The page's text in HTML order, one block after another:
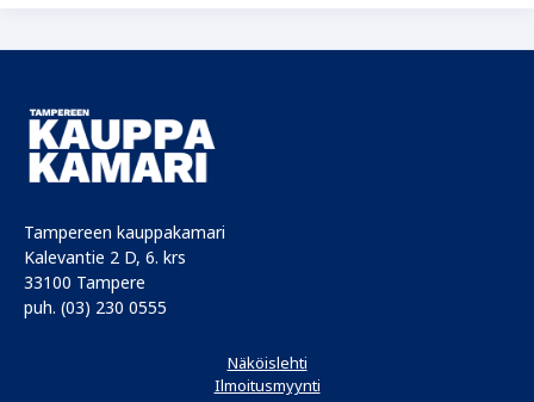
Tampereen kauppakamari
Kalevantie 2 D, 6. krs
33100 Tampere
puh. (03) 230 0555
Näköislehti
Ilmoitusmyynti